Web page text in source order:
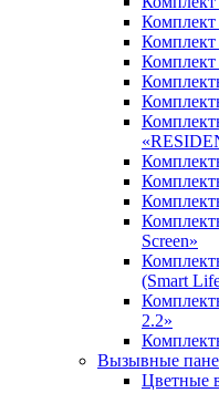
Комплект
Комплект
Комплект
Screen»
(Smart
2.2»
Вызывные
Цветные